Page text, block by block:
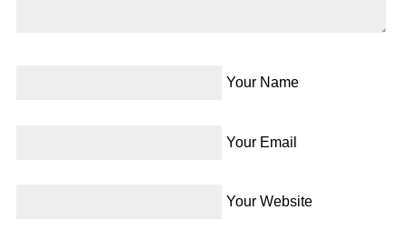
Your Name
Your Email
Your Website